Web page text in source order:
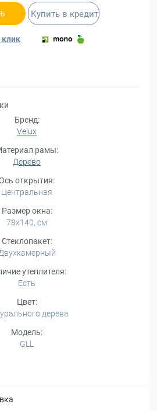
клик
Купить в кредит
Бренд:
Velux
рамы:
Дерево
открытия:
Центральная
Размер окна:
78x140, см
Стеклопакет:
утеплителя:
Есть
Цвет:
дерева
Модель:
GLL